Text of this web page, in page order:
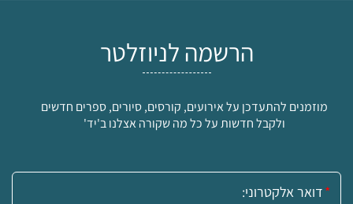
הרשמה לניוזלטר
מוזמנים להתעדכן על אירועים, קורסים, סיורים, ספרים חדשים
ולקבל חדשות על כל מה שקורה אצלנו ב'יד'
אימייל: